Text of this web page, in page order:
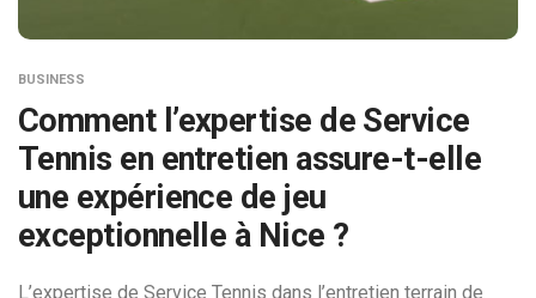
BUSINESS
Comment l’expertise de Service
Tennis en entretien assure-t-elle
une expérience de jeu
exceptionnelle à Nice ?
L’expertise de Service Tennis dans l’entretien terrain de